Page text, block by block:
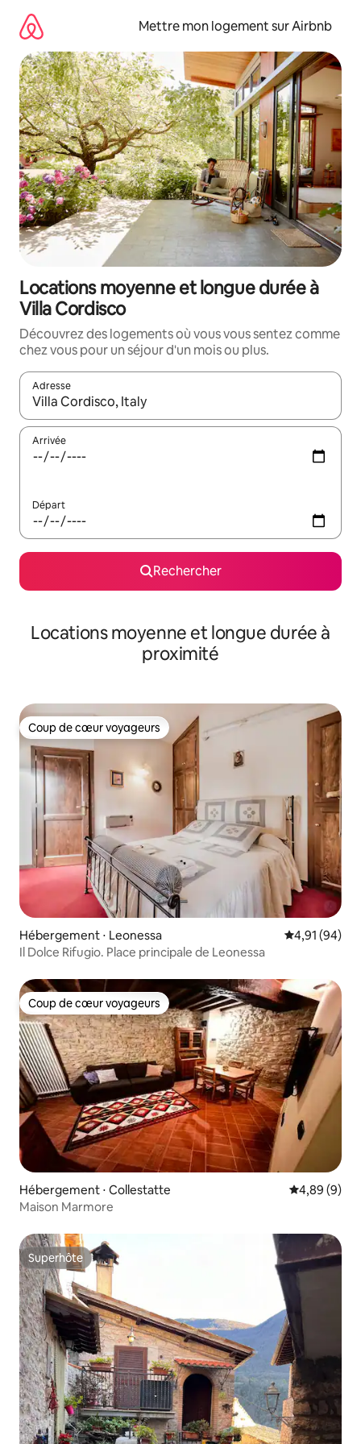
directement
contenu
Mettre mon logement sur Airbnb
Locations moyenne et longue durée à
Villa Cordisco
Découvrez des logements où vous vous sentez comme
chez vous pour un séjour d'un mois ou plus.
Adresse
Lorsque les résultats s'affichent, utilisez les flèches vers le
Arrivée
Départ
Rechercher
Locations moyenne et longue durée à
proximité
Coup de cœur voyageurs
Coup de cœur voyageurs
Hébergement ⋅ Leonessa Évaluation
4,91 (94)
Il Dolce Rifugio. Place principale de Leonessa
Coup de cœur voyageurs
Coup de cœur voyageurs
Hébergement ⋅ Collestatte Évaluation
4,89 (9)
Maison Marmore
Superhôte
Superhôte